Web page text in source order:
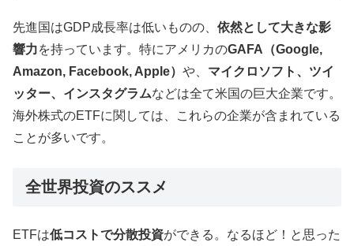
先進国はGDP成長率は低いものの、 依然として大きな影
響力を持っています。特にアメリカのGAFA（Google,
Amazon, Facebook, Apple） や、 マイクロソフト、ツイ
ッター、インスタグラムなどは全て米国の巨大企業です。
海外株式のETFに関しては、これらの企業が含まれている
ことが多いです。
全世界投資のススメ
ETFは低コストで分散投資ができる。なるほど！と思った